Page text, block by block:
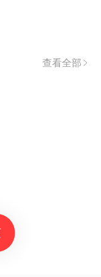
查看全部